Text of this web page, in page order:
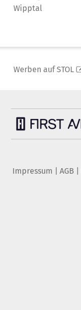
Wipptal
Werben auf STOL
Impressum AGB